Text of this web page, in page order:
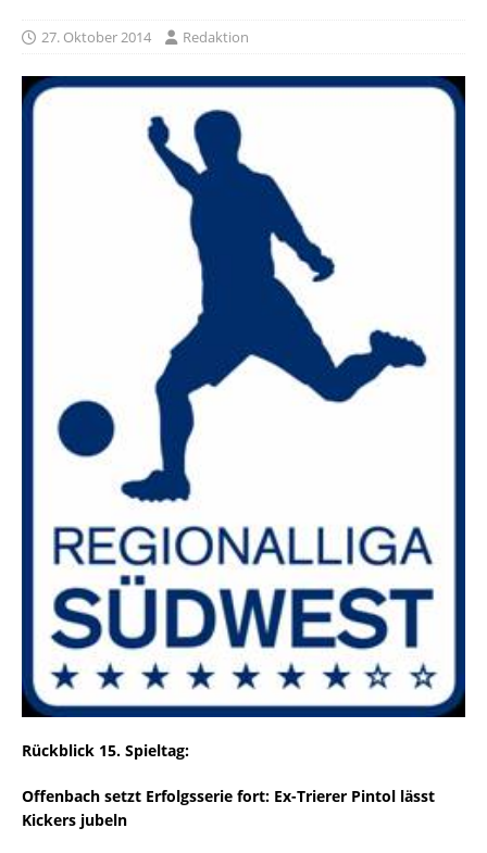
27. Oktober 2014 Redaktion
Rückblick 15. Spieltag:
Offenbach setzt Erfolgsserie fort: Ex-Trierer Pintol lässt
Kickers jubeln